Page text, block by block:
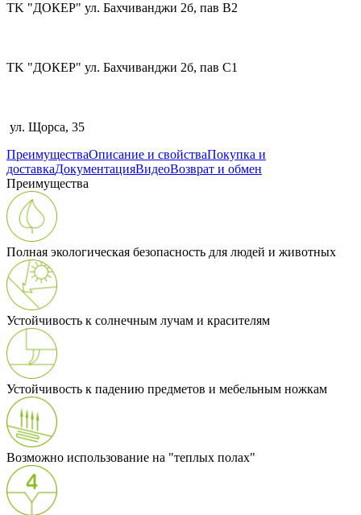
TK "ДОКЕР" ул. Бахчиванджи 2б, пав В2
TK "ДОКЕР" ул. Бахчиванджи 2б, пав С1
ул. Щорса, 35
ПреимуществаОписание и свойстваПокупка и
доставкаДокументацияВидеоВозврат и обмен
Преимущества
Полная экологическая безопасность для людей и животных
Устойчивость к солнечным лучам и красителям
Устойчивость к падению предметов и мебельным ножкам
Возможно использование на "теплых полах"